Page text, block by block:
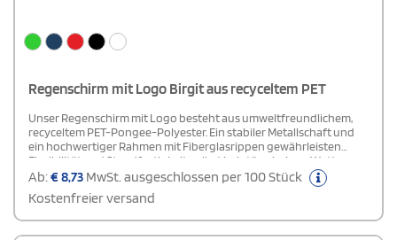
Regenschirm mit Logo Birgit aus recyceltem PET
Unser Regenschirm mit Logo besteht aus umweltfreundlichem,
recyceltem PET-Pongee-Polyester. Ein stabiler Metallschaft und
ein hochwertiger Rahmen mit Fiberglasrippen gewährleisten
Flexibilität und Standfestigkeit, selbst bei stürmischem Wetter.
Dank der mitgelieferten Tasche lässt sich der Schirm bequem in
jeder Handtasche oder jedem Rucksack verstauen. Der Holzgriff
und das nachhaltige Material machen diesen Schirm zu einer
umweltbewussten Wahl. Er ist in modernen Farben erhältlich und
bietet reichlich Platz für individuelle Werbegestaltung auf jedem
Ab:€8,73 MwSt. ausgeschlossen per 100 Stück
Kostenfreier versand